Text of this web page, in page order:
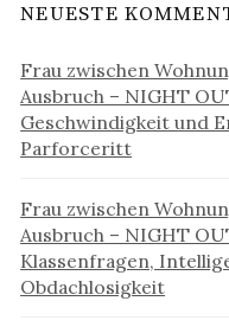
NEUESTE
Frau zwischen
Ausbruch – NIGHT
Geschwindigkeit und
Parforceritt
Frau zwischen
Ausbruch – NIGHT
Klassenfragen,
Obdachlosigkeit